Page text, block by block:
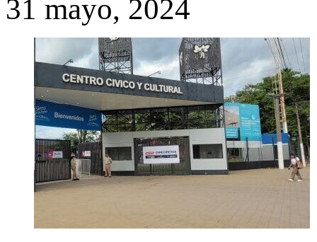
31 mayo, 2024